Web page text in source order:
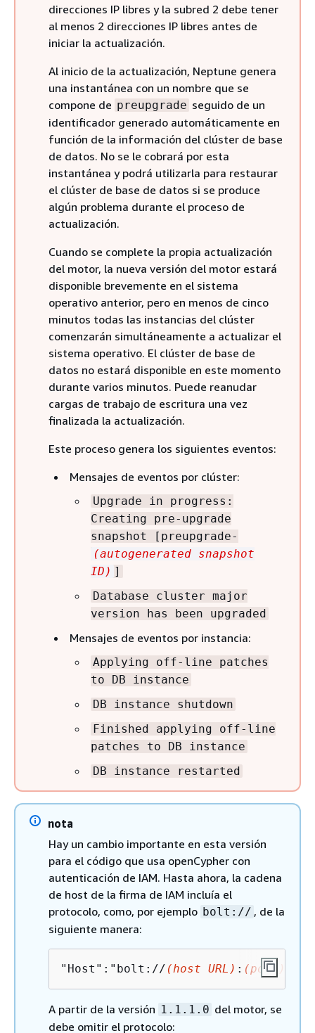
direcciones IP libres y la subred 2 debe tener
al menos 2 direcciones IP libres antes de
iniciar la actualización.
Al inicio de la actualización, Neptune genera
una instantánea con un nombre que se
compone de preupgrade seguido de un
identificador generado automáticamente en
función de la información del clúster de base
de datos. No se le cobrará por esta
instantánea y podrá utilizarla para restaurar
el clúster de base de datos si se produce
algún problema durante el proceso de
actualización.
Cuando se complete la propia actualización
del motor, la nueva versión del motor estará
disponible brevemente en el sistema
operativo anterior, pero en menos de cinco
minutos todas las instancias del clúster
comenzarán simultáneamente a actualizar el
sistema operativo. El clúster de base de
datos no estará disponible en este momento
durante varios minutos. Puede reanudar
cargas de trabajo de escritura una vez
finalizada la actualización.
Este proceso genera los siguientes eventos:
Mensajes de eventos por clúster:
Upgrade in progress:
Creating pre-upgrade
snapshot [preupgrade-
(autogenerated snapshot
ID) ]
Database cluster major
version has been upgraded
Mensajes de eventos por instancia:
Applying off-line patches
to DB instance
DB instance shutdown
Finished applying off-line
patches to DB instance
DB instance restarted
nota
Hay un cambio importante en esta versión
para el código que usa openCypher con
autenticación de IAM. Hasta ahora, la cadena
de host de la firma de IAM incluía el
protocolo, como, por ejemplo bolt:// , de la
siguiente manera:
"Host":"bolt:// (host URL) : (port)
A partir de la versión 1.1.1.0 del motor, se
debe omitir el protocolo: